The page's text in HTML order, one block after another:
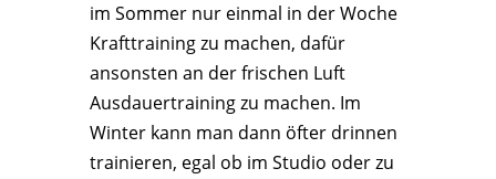
im Sommer nur einmal in der Woche
Krafttraining zu machen, dafür
ansonsten an der frischen Luft
Ausdauertraining zu machen. Im
Winter kann man dann öfter drinnen
trainieren, egal ob im Studio oder zu